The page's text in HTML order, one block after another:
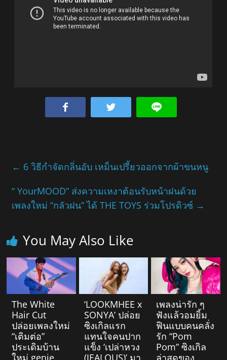
← 6 วิธีกำจัดกลิ่นอับ เหม็นเปรี้ยวออกจากผ้าขนหนู
“ YourMOOD” ส่งความเหงาต้อนรับหน้าฝนด้วย
เพลงใหม่ “กลัวฝน” ได้ THE TOYS ร่วมโปรดิวซ์ →
You May Also Like
The White
Hair Cut
ปล่อยเพลงใหม่
“เติมต่อ”
ประเดิมบ้าน
ใหม่ genie
‘LOOKMHEE x
SONYA’ ปล่อย
ซิงเกิลแรก
แทนใจคนปาก
แข็ง ‘เปล่าหวง
(JEALOUS)’ มา
เพลงน่ารัก ๆ
ฟังแล้วอมยิ้ม
ฟินแบบคนคลั่ง
รัก “Pom
Pom” ซิงเกิล
ล่าสุดของ